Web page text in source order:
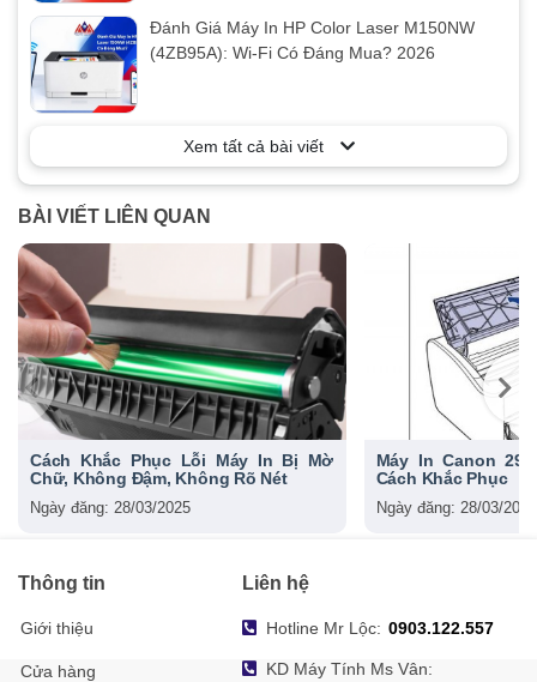
Đánh Giá Máy In HP Color Laser M150NW
(4ZB95A): Wi-Fi Có Đáng Mua? 2026
Xem tất cả bài viết
BÀI VIẾT LIÊN QUAN
Cách Khắc Phục Lỗi Máy In Bị Mờ
Chữ, Không Đậm, Không Rõ Nét
Ngày đăng: 28/03/2025
Máy In Canon
Cách Khắc Phục
Ngày đăng: 28/03/2025
Thông tin
Giới thiệu
Cửa hàng
Liên hệ
Hotline Mr Lộc: 0903.122.557
KD Máy Tính Ms Vân: